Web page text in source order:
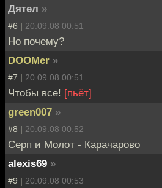
Дятел »
#6 | 20.09.08 00:51
Но почему?
DOOMer »
#7 | 20.09.08 00:51
Чтобы все! [пьёт]
green007 »
#8 | 20.09.08 00:52
Серп и Молот - Карачарово
alexis69 »
#9 | 20.09.08 00:53